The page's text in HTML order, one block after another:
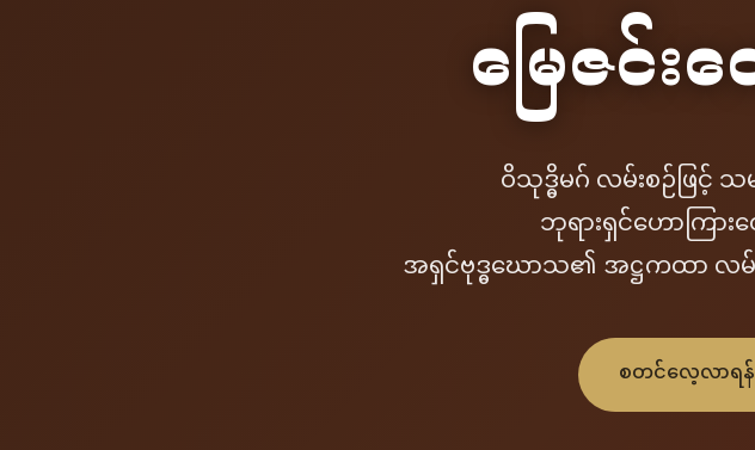
မြေဇင်း
ဝိသုဒ္ဓိမဂ် လမ်းစဉ်ဖြ
ဘုရားရှင်ဟောကြာ
အရှင်ဗုဒ္ဓဃောသ၏ အဋ္ဌကထာ လမ်
စတင်လေ့လာရန်